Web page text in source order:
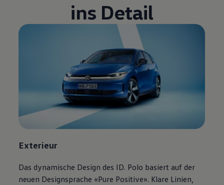
Volkswagen Blogins Detail
Exterieur
Das dynamische Design des ID. Polo basiert auf der
neuen Designsprache «Pure Positive». Klare Linien,